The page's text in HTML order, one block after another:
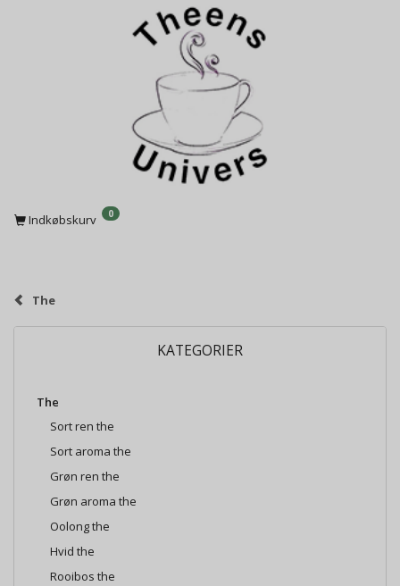
Indkøbskurv 0
The
KATEGORIER
The
Sort ren the
Sort aroma the
Grøn ren the
Grøn aroma the
Oolong the
Hvid the
Rooibos the